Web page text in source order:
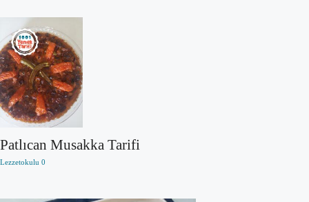
Patlıcan Musakka Tarifi
Lezzetokulu 0